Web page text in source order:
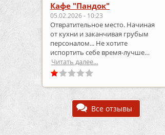
Кафе "Пандок"
05.02.2026 - 10:23
Отвратительное место. Начиная
от кухни и заканчивая грубым
персоналом... Не хотите
испортить себе время-лучше
выберите что-то другое..
Читать далее...
Все отзывы